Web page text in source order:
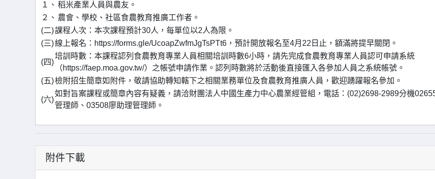
１、 稻米產業人員與農友。
２、 農會、學校、社區食農教育推廣工作者。
(二)課程人次：本次課程預計30人，每單位以2人為限。
(三)線上報名：https://forms.gle/UcoapZwfmJgTsPTt6，預計開放報名至4月22日止，額滿將提早關閉。
(四)
培訓時數：本課程認列食農教育專業人員相關培訓時數6小時，請先完成食農教育專業人員認可申請系統
（https://faep.moa.gov.tw/）之帳號申請作業。認列時數將於活動後直接匯入各參加人員之系統帳號。
(五)檢附招生簡章如附件，敬請協助轉知轄下之相關業務單位及食農教育推廣人員，歡迎踴躍報名參加。
(六)
如對旨案課程或簡章內容有疑義，請洽財團法人中國生產力中心農業經管組，電話：(02)2698-2989分機
管理師、03508廖助理管理師。
附件下載